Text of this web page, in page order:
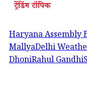
ट्रेंडिंग टॉपिक
Haryana Assembly
MallyaDelhi
DhoniRahul Gandhi